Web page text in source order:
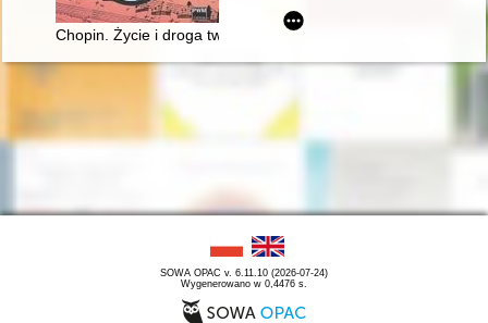
Chopin. Życie i droga twórcza
SOWA OPAC v. 6.11.10 (2026-07-24)
Wygenerowano w 0,4476 s.